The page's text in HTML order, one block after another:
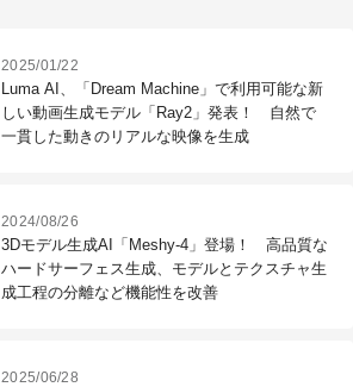
2025/01/22
Luma AI、「Dream Machine」で利用可能な新
しい動画生成モデル「Ray2」発表！ 自然で
一貫した動きのリアルな映像を生成
2024/08/26
3Dモデル生成AI「Meshy-4」登場！ 高品質な
ハードサーフェス生成、モデルとテクスチャ生
成工程の分離など機能性を改善
2025/06/28